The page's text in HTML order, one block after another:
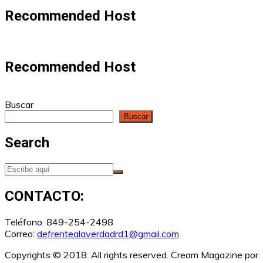
Recommended Host
Recommended Host
Buscar
Buscar
Search
CONTACTO:
Teléfono: 849-254-2498
Correo: defrentealaverdadrd1@gmail.com
Copyrights © 2018. All rights reserved. Cream Magazine por